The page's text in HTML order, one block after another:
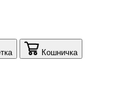
Кошничка